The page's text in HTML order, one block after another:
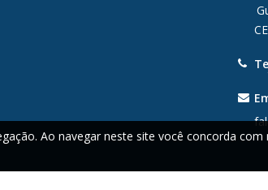
Ao navegar neste site você concorda